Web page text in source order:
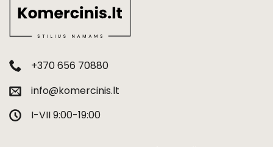
+370 656 70880
info@komercinis.lt
I-VII 9:00-19:00